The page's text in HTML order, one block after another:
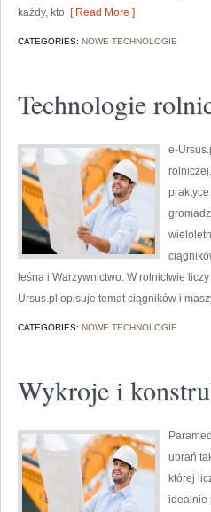
każdy, kto [ Read More ]
CATEGORIES: NOWE TECHNOLOGIE
Technologie
e-
leśna i Warzywnictwo. W rolnictwie
Ursus.pl opisuje temat ciągników i
CATEGORIES: NOWE TECHNOLOGIE
Wykroje i
ubrań
której
idealnie